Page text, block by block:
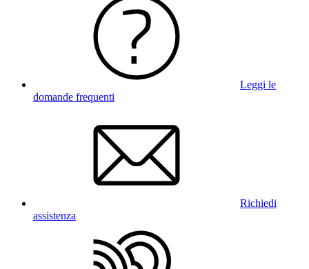
Leggi le
domande frequenti
Richiedi
assistenza